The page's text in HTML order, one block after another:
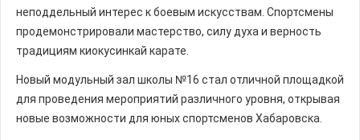
неподдельный интерес к боевым искусствам. Спортсмены
продемонстрировали мастерство, силу духа и верность
традициям киокусинкай карате.
Новый модульный зал школы №16 стал отличной площадкой
для проведения мероприятий различного уровня, открывая
новые возможности для юных спортсменов Хабаровска.